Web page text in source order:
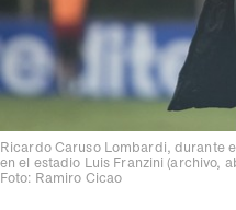
Ricardo Caruso Lombardi, durante
en el estadio Luis Franzini (archivo,
Foto: Ramiro Cicao